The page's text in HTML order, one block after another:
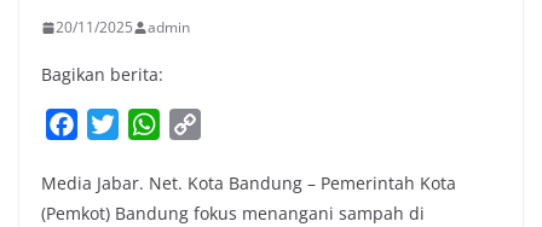
20/11/2025 admin
Bagikan berita:
c
e
i
t
W
a
t
p
y
Media Jabar. Net. Kota Bandung – Pemerintah Kota
(Pemkot) Bandung fokus menangani sampah di